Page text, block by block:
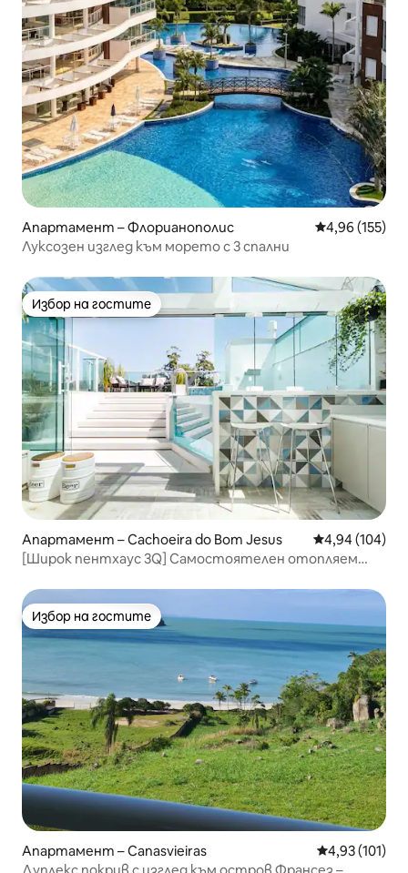
Апартамент – Флорианополис Средна
4,96 (155)
Луксозен изглед към морето с 3 спални
Избор на гостите
Избор на гостите
Апартамент – Cachoeira do Bom Jesus Средна
4,94 (104)
[Широк пентхаус 3Q] Самостоятелен отопляем
Избор на гостите
Избор на гостите
Апартамент – Canasvieiras Средна
4,93 (101)